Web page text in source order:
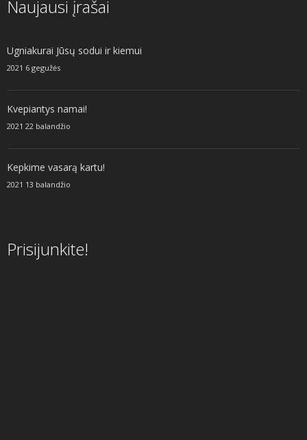
Naujausi įrašai
Ugniakurai Jūsų sodui ir kiemui
2021 6 gegužės
Kvepiantys namai!
2021 22 balandžio
Kepkime vasarą kartu!
2021 13 balandžio
Prisijunkite!